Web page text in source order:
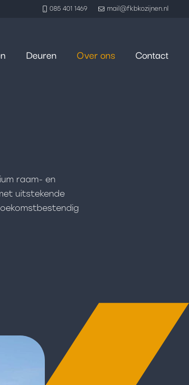
085 401 1469 mail@fkbkozijnen.nl
Deuren Over ons Contact
raam- en
uitstekende